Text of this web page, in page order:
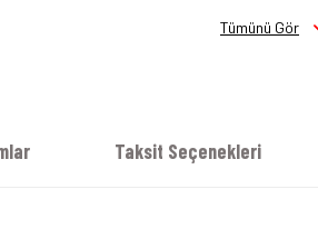
Tümünü Gör
Taksit Seçenekleri